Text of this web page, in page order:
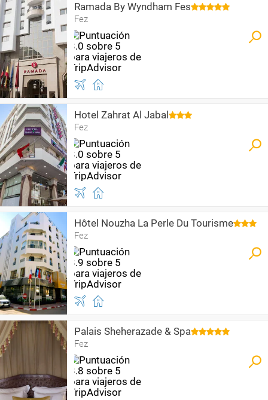
Ramada By Wyndham Fes
Fez
Hotel Zahrat Al Jabal
Fez
Hôtel Nouzha La Perle Du Tourisme
Fez
Palais Sheherazade & Spa
Fez